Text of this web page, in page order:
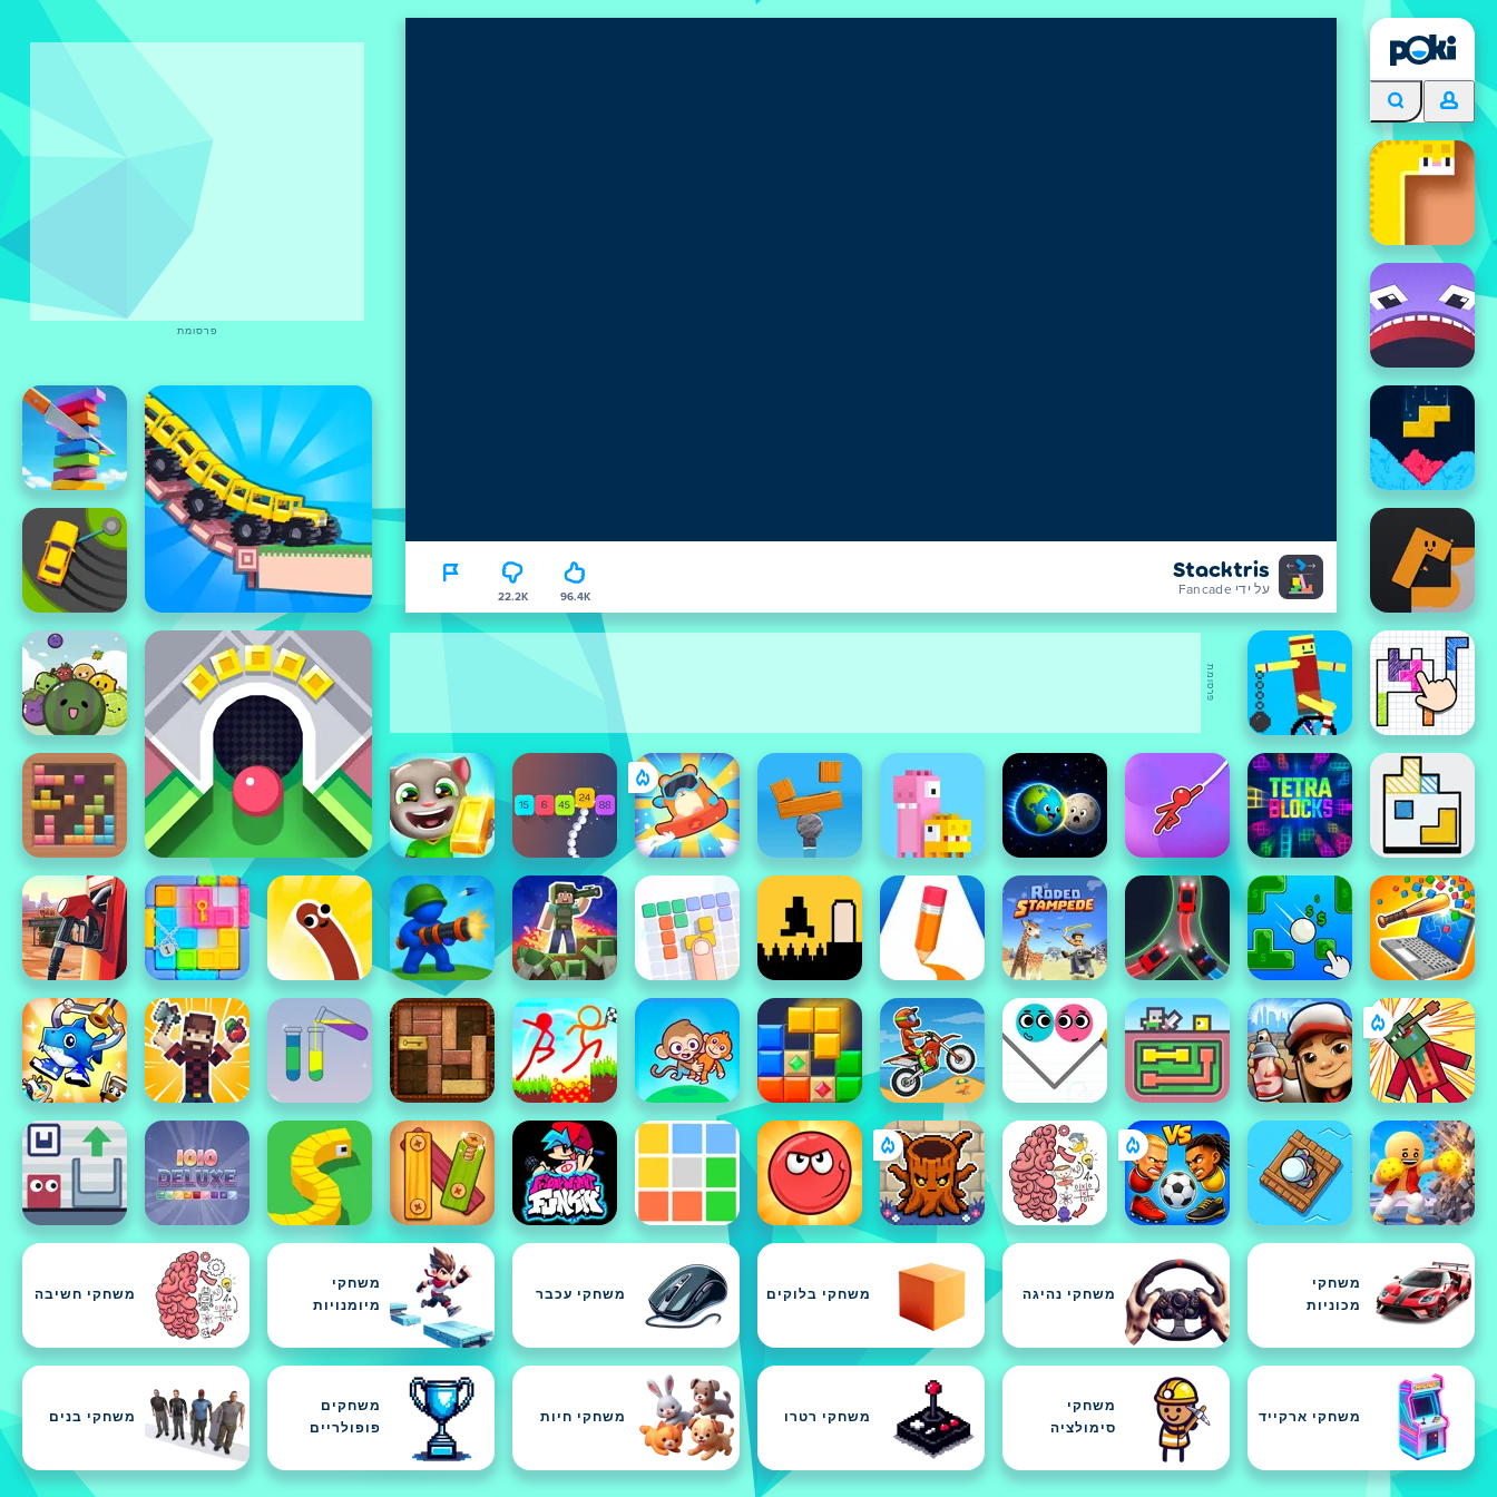
Stacktris
על ידי Fancade 96.4K
22.2K
משחקי
מכוניות
משחקי נהיגה משחקי בלוקים משחקי עכבר
משחקי
מיומנויות
משחקי חשיבה
משחקי ארקייד
משחקי
סימולציה
משחקי רטרו משחקי חיות
משחקים
פופולריים
משחקי בנים
פרסומת
פרסומת